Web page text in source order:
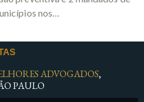
nos…
ADVOGADOS,
PAULO